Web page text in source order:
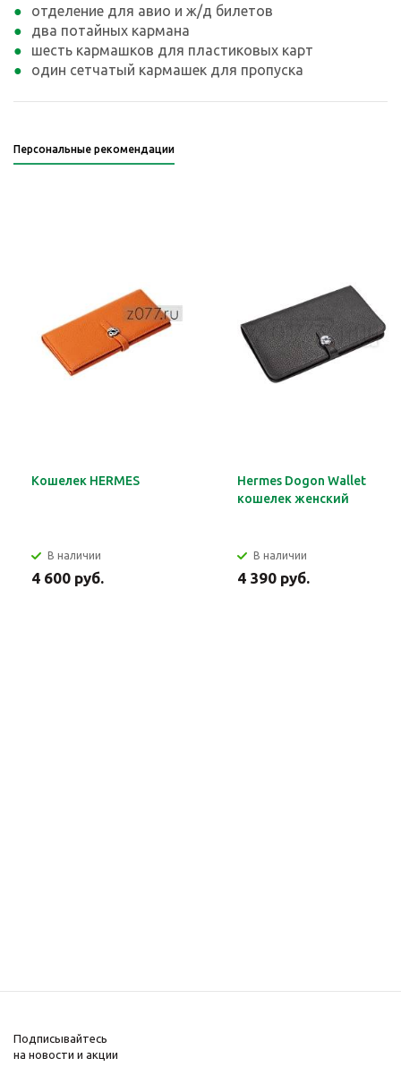
отделение для авио и ж/д билетов
два потайных кармана
шесть кармашков для пластиковых карт
один сетчатый кармашек для пропуска
Персональные рекомендации
Кошелек HERMES
В наличии
4 600 руб.
Hermes Dogon Wallet
кошелек женский
В наличии
4 390 руб.
Подписывайтесь
на новости и акции